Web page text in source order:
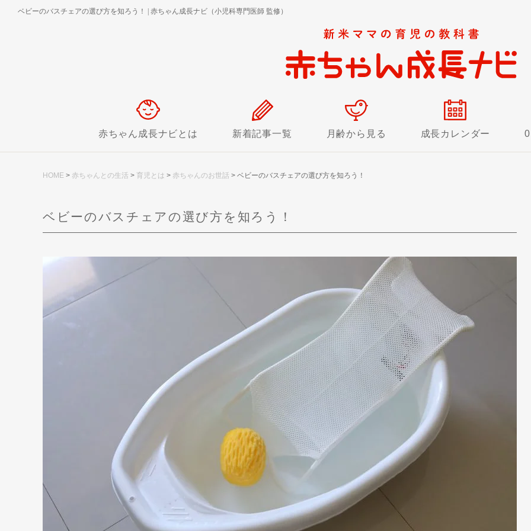
ベビーのバスチェアの選び方を知ろう！ 赤ちゃん成長ナビ（小児科専門医師 監修）
赤ちゃん成長ナビとは 新着記事一覧 月齢から見る 成長カレンダー
HOME > 赤ちゃんとの生活 > 育児とは > 赤ちゃんのお世話 > ベビーのバスチェアの選び方を知ろう！
ベビーのバスチェアの選び方を知ろう！